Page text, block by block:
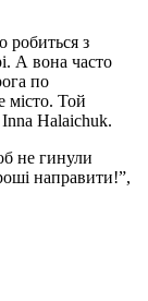
робиться з
А вона часто
по
місто. Той
Halaichuk.
не гинули
направити!”,